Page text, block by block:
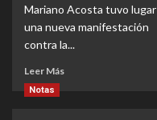
Mariano Acosta tuvo lugar
una nueva manifestación
contra la...
Leer Más
Notas